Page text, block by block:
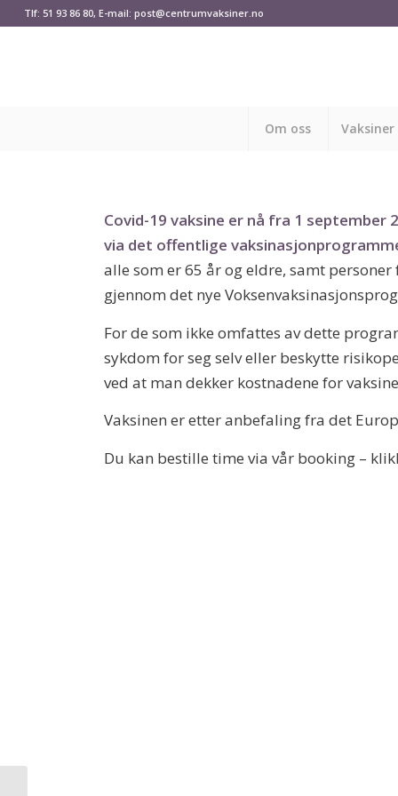
Tlf: 51 93 86 80, E-mail: post@centrumvaksiner.no
Om oss Vaksiner
Covid-19 vaksine er nå fra 1
via det offentlige
alle som er 65 år og eldre, samt
gjennom det nye
For de som ikke omfattes av dette
sykdom for seg selv eller beskytte
ved at man dekker kostnadene for
Vaksinen er etter anbefaling fra det
Du kan bestille time via vår booking –